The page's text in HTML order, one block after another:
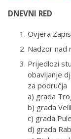
DNEVNI RED
Ovjera
Nadzor nad
Prijedlozi
obavljanje
za područja
a) grada
b) grada
c) grada Pule
d) grada